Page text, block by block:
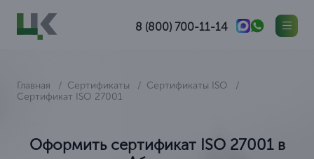
8 (800) 700-11-14
Главная Сертификаты
Сертификаты ISO
Сертификат ISO 27001
Оформить сертификат ISO 27001 в